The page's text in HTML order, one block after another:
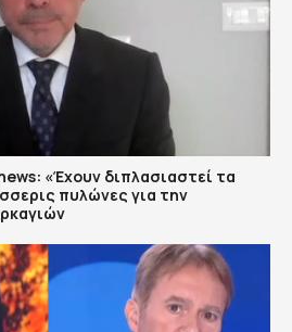
«Έχουν διπλασιαστεί τα
πυλώνες για την